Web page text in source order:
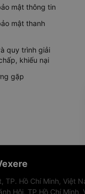
mật thông tin
mật thanh
quy trình giải
khiếu nại
gặp
Hồ Chí Minh, Việt
Hội, TP Hồ Chí Minh,